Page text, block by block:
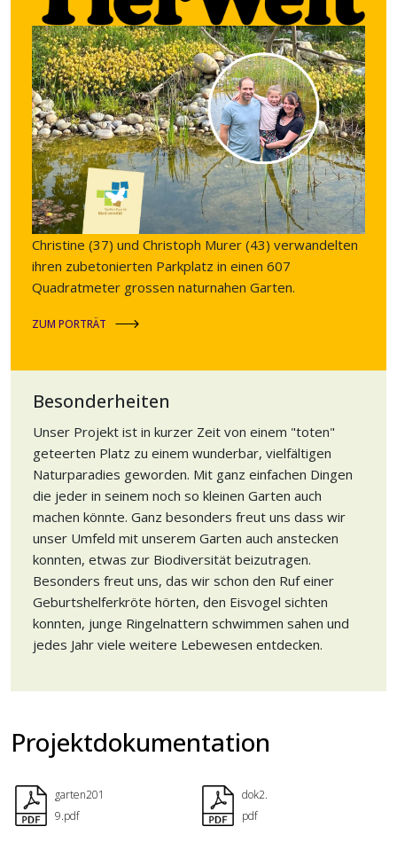
Christine (37) und Christoph Murer (43) verwandelten
ihren zubetonierten Parkplatz in einen 607
Quadratmeter grossen naturnahen Garten.
ZUM PORTRÄT
Besonderheiten
Unser Projekt ist in kurzer Zeit von einem "toten"
geteerten Platz zu einem wunderbar, vielfältigen
Naturparadies geworden. Mit ganz einfachen Dingen
die jeder in seinem noch so kleinen Garten auch
machen könnte. Ganz besonders freut uns dass wir
unser Umfeld mit unserem Garten auch anstecken
konnten, etwas zur Biodiversität beizutragen.
Besonders freut uns, das wir schon den Ruf einer
Geburtshelferkröte hörten, den Eisvogel sichten
konnten, junge Ringelnattern schwimmen sahen und
jedes Jahr viele weitere Lebewesen entdecken.
Projektdokumentation
garten201
9.pdf
dok2.
pdf